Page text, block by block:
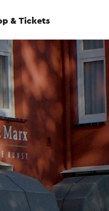
& Tickets